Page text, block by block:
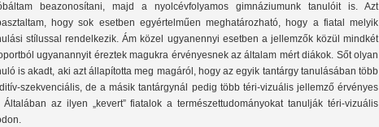
beazonosítani, majd a nyolcévfolyamos gimnáziumunk tanulóit is. Azt
hogy sok esetben egyértelműen meghatározható, hogy a fiatal melyik
stílussal rendelkezik. Ám közel ugyanennyi esetben a jellemzők közül mindkét
ugyanannyit éreztek magukra érvényesnek az általam mért diákok. Sőt olyan
is akadt, aki azt állapította meg magáról, hogy az egyik tantárgy tanulásában több
szekvenciális, de a másik tantárgynál pedig több téri-vizuális jellemző érvényes
Általában az ilyen „kevert” fiatalok a természettudományokat tanulják téri-vizuális